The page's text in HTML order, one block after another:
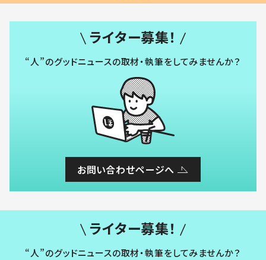
ライター募集！
“人”のグッドニュースの取材・執筆をしてみませんか？
お問い合わせページへ
ライター募集！
“人”のグッドニュースの取材・執筆をしてみませんか？